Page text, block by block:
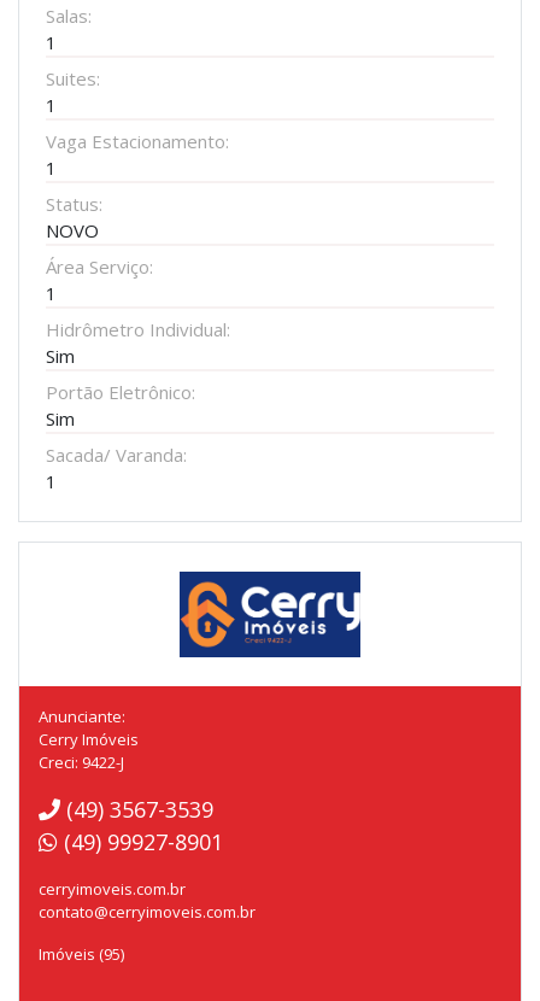
Salas:
1
Suites:
1
Vaga Estacionamento:
1
Status:
NOVO
Área Serviço:
1
Hidrômetro Individual:
Sim
Portão Eletrônico:
Sim
Sacada/ Varanda:
1
Anunciante:
Cerry Imóveis
Creci: 9422-J
(49) 3567-3539
(49) 99927-8901
cerryimoveis.com.br
contato@cerryimoveis.com.br
Imóveis (95)